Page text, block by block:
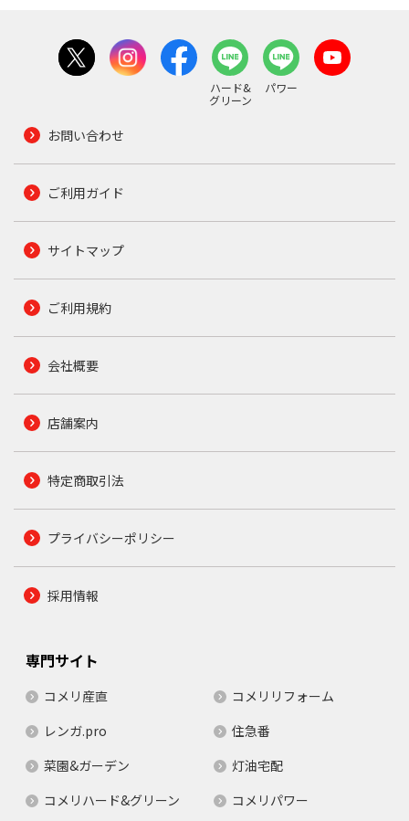
ハード&
グリーン
パワー
お問い合わせ
ご利用ガイド
サイトマップ
ご利用規約
会社概要
店舗案内
特定商取引法
プライバシーポリシー
採用情報
専門サイト
コメリ産直
コメリリフォーム
レンガ.pro
住急番
菜園&ガーデン
灯油宅配
コメリハード&グリーン
コメリパワー